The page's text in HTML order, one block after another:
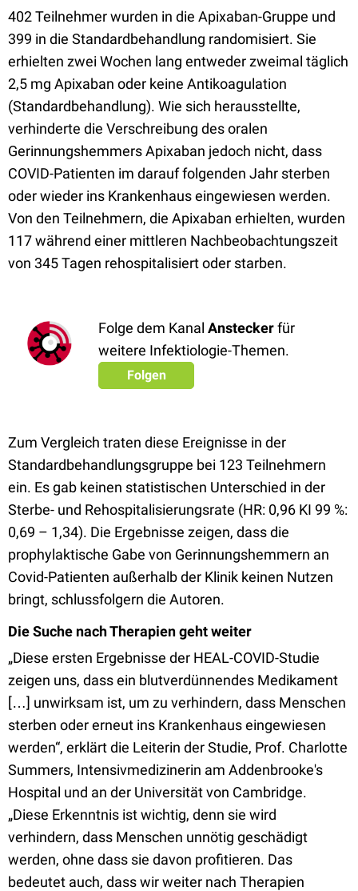
402 Teilnehmer wurden in die Apixaban-Gruppe und
399 in die Standardbehandlung randomisiert. Sie
erhielten zwei Wochen lang entweder zweimal täglich
2,5 mg Apixaban oder keine Antikoagulation
(Standardbehandlung). Wie sich herausstellte,
verhinderte die Verschreibung des oralen
Gerinnungshemmers Apixaban jedoch nicht, dass
COVID-Patienten im darauf folgenden Jahr sterben
oder wieder ins Krankenhaus eingewiesen werden.
Von den Teilnehmern, die Apixaban erhielten, wurden
117 während einer mittleren Nachbeobachtungszeit
von 345 Tagen rehospitalisiert oder starben.
Folge dem Kanal Ansteckerfür
weitere Infektiologie-Themen.
Folgen
Zum Vergleich traten diese Ereignisse in der
Standardbehandlungsgruppe bei 123 Teilnehmern
ein. Es gab keinen statistischen Unterschied in der
Sterbe- und Rehospitalisierungsrate (HR: 0,96 KI 99 %:
0,69 – 1,34). Die Ergebnisse zeigen, dass die
prophylaktische Gabe von Gerinnungshemmern an
Covid-Patienten außerhalb der Klinik keinen Nutzen
bringt, schlussfolgern die Autoren.
Die Suche nach Therapien geht weiter
„Diese ersten Ergebnisse der HEAL-COVID-Studie
zeigen uns, dass ein blutverdünnendes Medikament
[…] unwirksam ist, um zu verhindern, dass Menschen
sterben oder erneut ins Krankenhaus eingewiesen
werden“, erklärt die Leiterin der Studie, Prof. Charlotte
Summers, Intensivmedizinerin am Addenbrooke's
Hospital und an der Universität von Cambridge.
„Diese Erkenntnis ist wichtig, denn sie wird
verhindern, dass Menschen unnötig geschädigt
werden, ohne dass sie davon profitieren. Das
bedeutet auch, dass wir weiter nach Therapien